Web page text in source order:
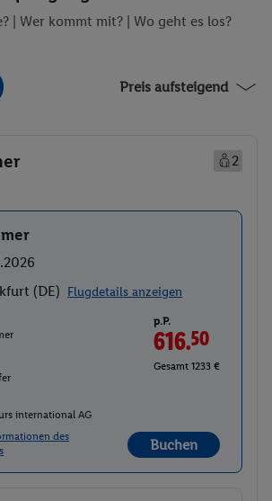
| Wer kommt mit? | Wo geht es los?
Preis aufsteigend
2
(DE) Flugdetails anzeigen
p.P.
616.50
Gesamt 1233 €
international AG
des
Buchen